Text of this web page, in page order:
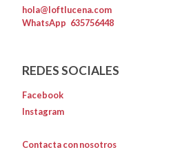
hola@loftlucena.com
WhatsApp 635756448
REDES SOCIALES
Facebook
Instagram
Contacta con nosotros